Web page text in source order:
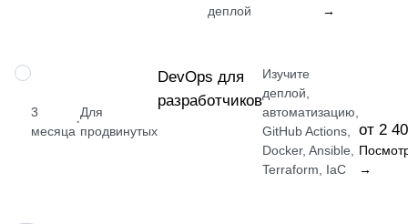
деплой
→
ПРОФЕССИЯ
3
месяца
·
Для
продвинутых
DevOps для
разработчиков
Изучите
деплой,
автоматизацию,
GitHub Actions,
Docker, Ansible,
Terraform, IaC
от 2
→